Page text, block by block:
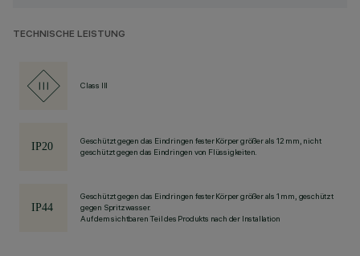
TECHNISCHE LEISTUNG
Class III
Geschützt gegen das Eindringen fester Körper größer als 12 mm, nicht
geschützt gegen das Eindringen von Flüssigkeiten.
Geschützt gegen das Eindringen fester Körper größer als 1 mm, geschützt
gegen Spritzwasser.
Auf dem sichtbaren Teil des Produkts nach der Installation